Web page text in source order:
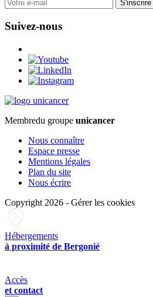
S'inscrire
Suivez-nous
Membredu groupe unicancer
Nous connaître
Espace presse
Mentions légales
Plan du site
Nous écrire
Copyright 2026 - Gérer les cookies
Hébergements
à proximité de Bergonié
Accès
et contact